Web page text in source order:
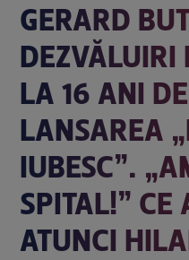
GERARD
DEZVĂLUIRI
LA 16 ANI
LANSAREA
IUBESC”.
SPITAL!” CE
ATUNCI